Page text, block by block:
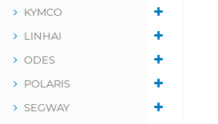
KYMCO
LINHAI
ODES
POLARIS
SEGWAY